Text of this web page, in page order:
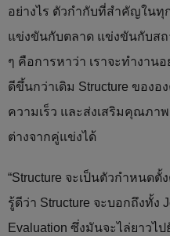
อย่างไร ตัวกำกับที่สำคัญในทุ
แข่งขันกับตลาด แข่งขันกับสถ
ๆ คือการหาว่า เราจะทำงาน
ดีขึ้นกว่าเดิม Structure ของอ
ความเร็ว และส่งเสริมคุณภา
ต่างจากคู่แข่งได้
“Structure จะเป็นตัวกำหนดตั้
รู้ดีว่า Structure จะบอกถึงทั้ง
Evaluation ซึ่งมันจะไล่ยาวไ